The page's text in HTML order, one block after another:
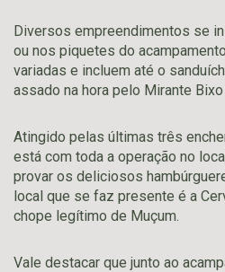
Diversos empreendimentos se
ou nos piquetes do
variadas e incluem até o
assado na hora pelo Mirante
Atingido pelas últimas três
está com toda a operação no
provar os deliciosos
local que se faz presente é a
chope legítimo de Muçum.
Vale destacar que junto ao